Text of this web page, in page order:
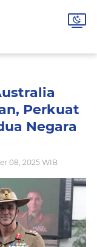
Perkuat
Negara
08, 2025 WIB